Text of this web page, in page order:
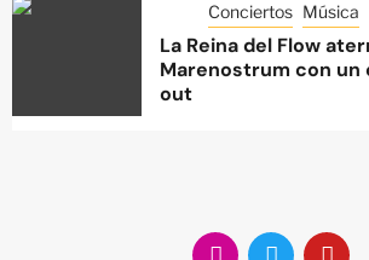
Conciertos Música
La Reina del Flow
Marenostrum con un
out